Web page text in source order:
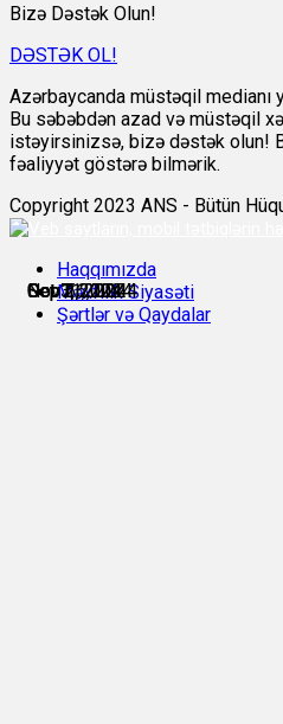
Sep 5, 2024
Sep 16, 2024
Oct 1, 2024
Oct 7, 2024
Oct 31, 2024
Nov 2, 2024
Bizə Dəstək Olun!
DƏSTƏK OL!
Azərbaycanda müstəqil medianı
Bu səbəbdən azad və müstəqil
istəyirsinizsə, bizə dəstək olun!
fəaliyyət göstərə bilmərik.
Copyright 2023 ANS - Bütün
Haqqımızda
Məxfilik Siyasəti
Şərtlər və Qaydalar